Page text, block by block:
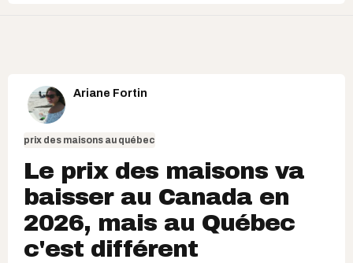
Ariane Fortin
prix des maisons au québec
Le prix des maisons va
baisser au Canada en
2026, mais au Québec
c'est différent